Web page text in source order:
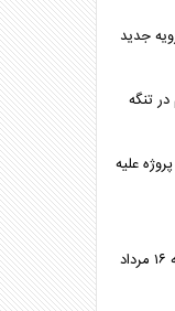
جدید
تنگه
علیه
جدول قطعی برق استان تهران فردا جمعه ۱۶ مرداد